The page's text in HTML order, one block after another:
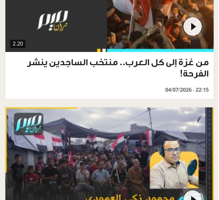
2.20
من غزة إلى كل العرب.. منتخب الساجدين ينشر
الفرحة!
04/07/2026 - 22:15